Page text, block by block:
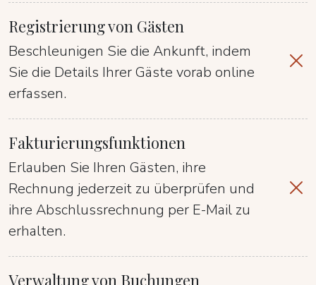
Registrierung von Gästen
Beschleunigen Sie die Ankunft, indem
Sie die Details Ihrer Gäste vorab online
erfassen.
Fakturierungsfunktionen
Erlauben Sie Ihren Gästen, ihre
Rechnung jederzeit zu überprüfen und
ihre Abschlussrechnung per E-Mail zu
erhalten.
Verwaltung von Buchungen